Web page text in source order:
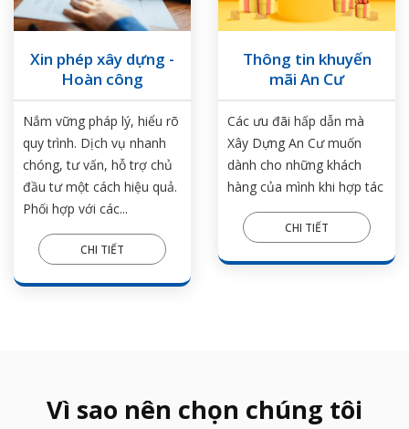
Xin phép xây dựng -
Hoàn công
Nắm vững pháp lý, hiểu rõ
quy trình. Dịch vụ nhanh
chóng, tư vấn, hỗ trợ chủ
đầu tư một cách hiệu quả.
Phối hợp với các...
CHI TIẾT
Thông tin khuyến
mãi An Cư
Các ưu đãi hấp dẫn mà
Xây Dựng An Cư muốn
dành cho những khách
hàng của mình khi hợp tác
CHI TIẾT
Vì sao nên chọn chúng tôi